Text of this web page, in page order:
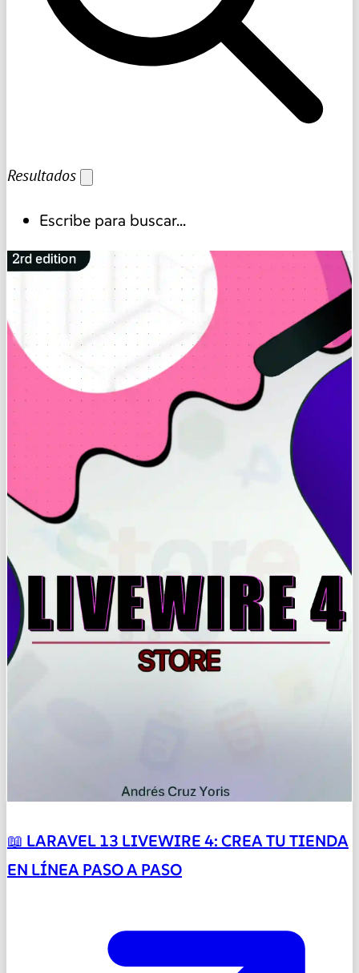
Resultados
Escribe para buscar...
📖 LARAVEL 13 LIVEWIRE 4: CREA TU TIENDA
EN LÍNEA PASO A PASO